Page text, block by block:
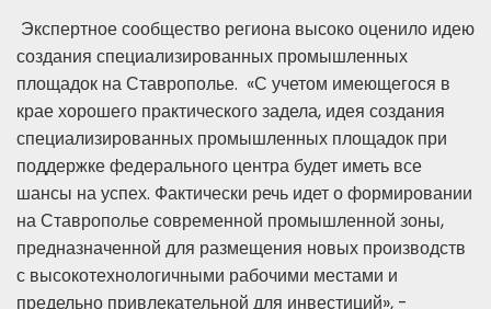
Экспертное сообщество региона высоко оценило идею
создания специализированных промышленных
площадок на Ставрополье. «С учетом имеющегося в
крае хорошего практического задела, идея создания
специализированных промышленных площадок при
поддержке федерального центра будет иметь все
шансы на успех. Фактически речь идет о формировании
на Ставрополье современной промышленной зоны,
предназначенной для размещения новых производств
с высокотехнологичными рабочими местами и
предельно привлекательной для инвестиций», -